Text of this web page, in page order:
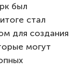
был
стал
для создания
могут